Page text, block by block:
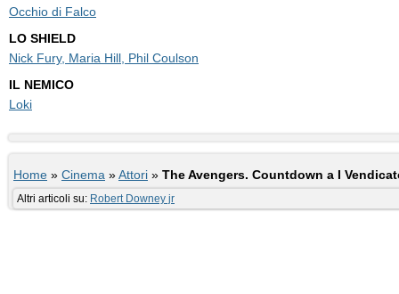
Occhio di Falco
LO SHIELD
Nick Fury, Maria Hill, Phil Coulson
IL NEMICO
Loki
Home » Cinema »Attori » The Avengers. Countdown a I
Altri articoli su: Robert Downey jr